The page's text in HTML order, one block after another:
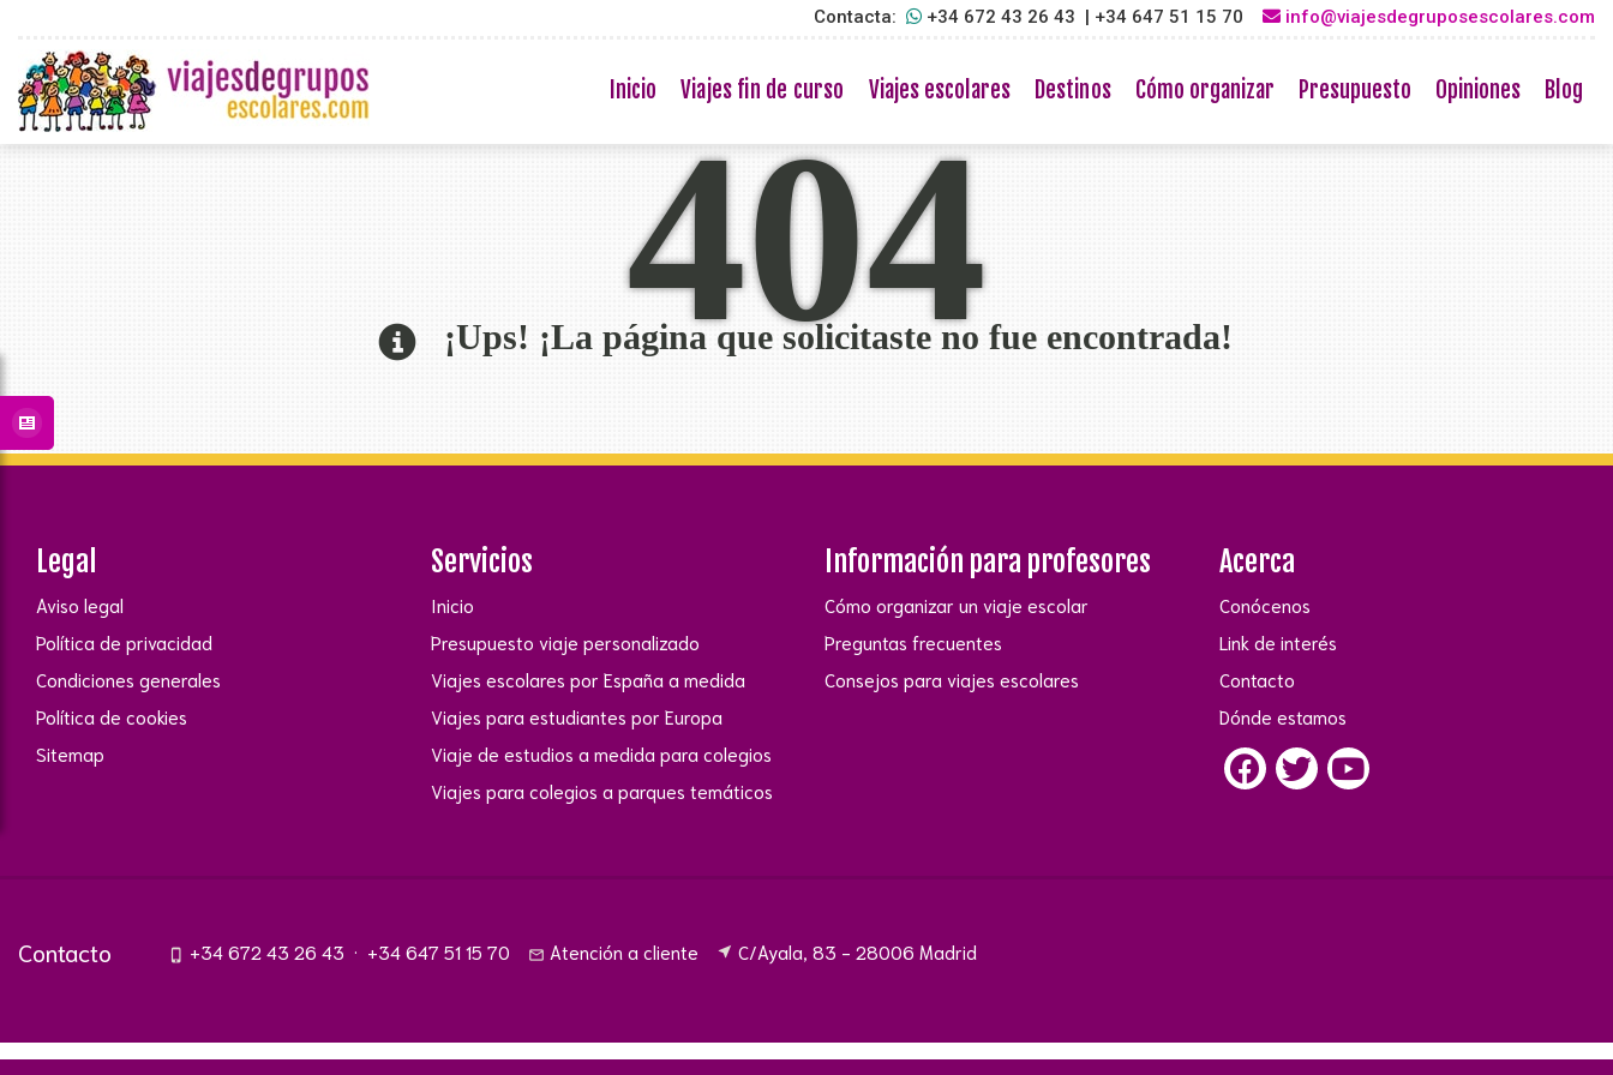
Contacta: +34 672 43 26 43 | +34 647 51 15 70 info@viajesdegruposescolares.com
Inicio Viajes fin de curso Viajes escolares Destinos Cómo organizar Presupuesto Opiniones Blog
404
¡Ups! ¡La página que solicitaste no fue encontrada!
Legal
Aviso legal
Política de privacidad
Condiciones generales
Política de cookies
Sitemap
Servicios
Inicio
Presupuesto viaje personalizado
Viajes escolares por España a medida
Viajes para estudiantes por Europa
Viaje de estudios a medida para colegios
Viajes para colegios a parques temáticos
Información para profesores
Cómo organizar un viaje escolar
Preguntas frecuentes
Consejos para viajes escolares
Acerca
Conócenos
Link de interés
Contacto
Dónde estamos
Contacto phone_iphone +34 672 43 26 43 · +34 647 51 15 70 mail_outline Atención a cliente near_me C/Ayala, 83 - 28006 Madrid